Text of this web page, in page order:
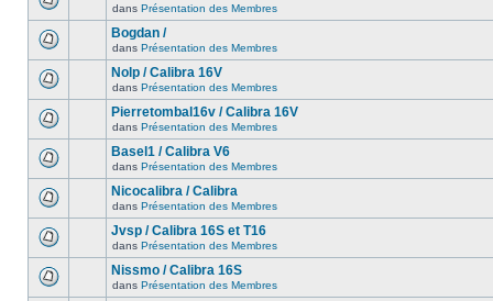
dans Présentation des Membres
Bogdan /
dans Présentation des Membres
Nolp / Calibra 16V
dans Présentation des Membres
Pierretombal16v / Calibra 16V
dans Présentation des Membres
Basel1 / Calibra V6
dans Présentation des Membres
Nicocalibra / Calibra
dans Présentation des Membres
Jvsp / Calibra 16S et T16
dans Présentation des Membres
Nissmo / Calibra 16S
dans Présentation des Membres